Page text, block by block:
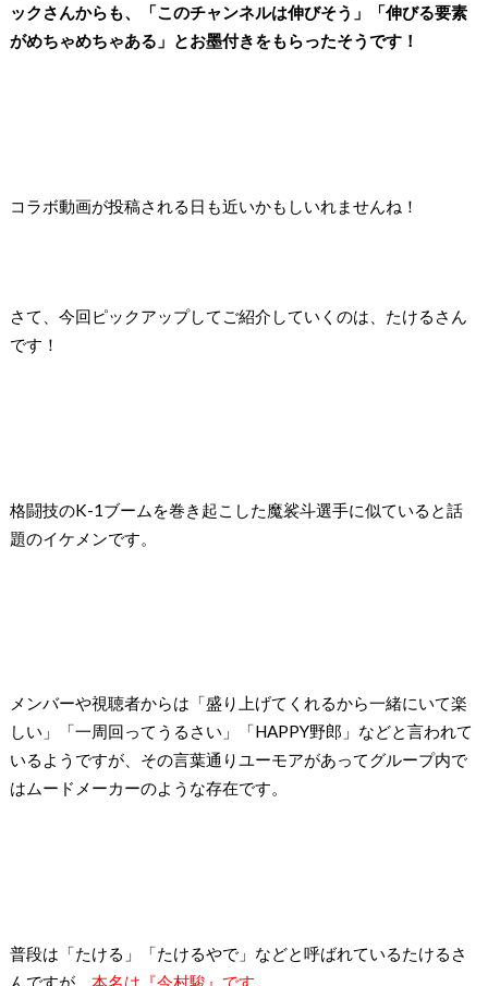
ックさんからも、「このチャンネルは伸びそう」「伸びる要素
がめちゃめちゃある」とお墨付きをもらったそうです！
コラボ動画が投稿される日も近いかもしいれませんね！
さて、今回ピックアップしてご紹介していくのは、たけるさん
です！
格闘技のK-1ブームを巻き起こした魔裟斗選手に似ていると話
題のイケメンです。
メンバーや視聴者からは「盛り上げてくれるから一緒にいて楽
しい」「一周回ってうるさい」「HAPPY野郎」などと言われて
いるようですが、その言葉通りユーモアがあってグループ内で
はムードメーカーのような存在です。
普段は「たける」「たけるやで」などと呼ばれているたけるさ
んですが、 本名は『今村駿』です。